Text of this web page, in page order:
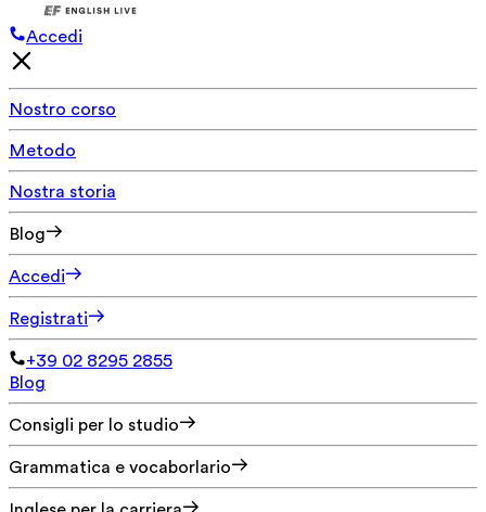
Accedi
Nostro corso
Metodo
Nostra storia
Blog
Accedi
Registrati
+39 02 8295 2855
Blog
Consigli per lo studio
Grammatica e vocaborlario